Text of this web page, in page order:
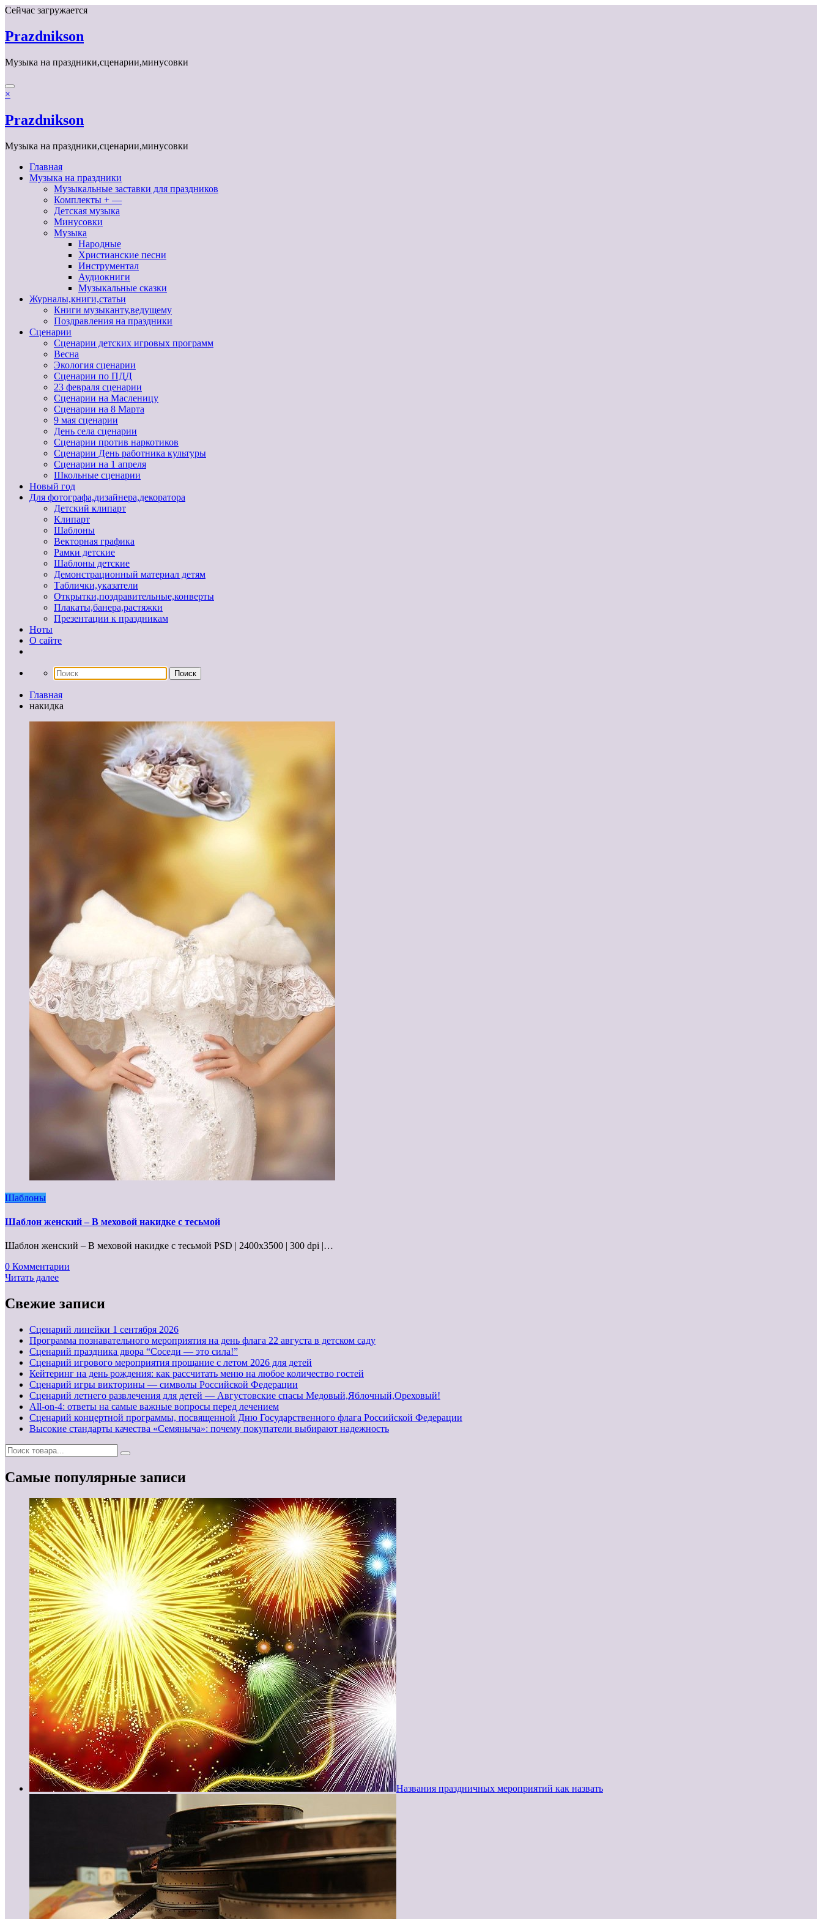
Перейти
содержимому
Сейчас загружается
Prazdnikson
Музыка на праздники,сценарии,минусовки
×
Prazdnikson
Музыка на праздники,сценарии,минусовки
Главная
Музыка на праздники
Музыкальные заставки для праздников
Комплекты + —
Детская музыка
Минусовки
Музыка
Народные
Христианские песни
Инструментал
Аудиокниги
Музыкальные сказки
Журналы,книги,статьи
Книги музыканту,ведущему
Поздравления на праздники
Сценарии
Сценарии детских игровых программ
Весна
Экология сценарии
Сценарии по ПДД
23 февраля сценарии
Сценарии на Масленицу
Сценарии на 8 Марта
9 мая сценарии
День села сценарии
Сценарии против наркотиков
Сценарии День работника культуры
Сценарии на 1 апреля
Школьные сценарии
Новый год
Для фотографа,дизайнера,декоратора
Детский клипарт
Клипарт
Шаблоны
Векторная графика
Рамки детские
Шаблоны детские
Демонстрационный материал детям
Таблички,указатели
Открытки,поздравительные,конверты
Плакаты,банера,растяжки
Презентации к праздникам
Ноты
О сайте
Главная
накидка
Шаблоны
Шаблон женский – В меховой накидке с тесьмой
Шаблон женский – В меховой накидке с тесьмой PSD | 2400x3500 | 300 dpi |…
0 Комментарии
Читать далее
Свежие записи
Cценарий линейки 1 сентября 2026
Программа познавательного мероприятия на день флага 22 августа в детском саду
Сценарий праздника двора “Соседи — это сила!”
Сценарий игрового мероприятия прощание с летом 2026 для детей
Кейтеринг на день рождения: как рассчитать меню на любое количество гостей
Сценарий игры викторины — символы Российской Федерации
Сценарий летнего развлечения для детей — Августовские спасы Медовый,Яблочный,Ореховый!
All-on-4: ответы на самые важные вопросы перед лечением
Сценарий концертной программы, посвященной Дню Государственного флага Российской Федерации
Высокие стандарты качества «Семяныча»: почему покупатели выбирают надежность
Самые популярные записи
Названия праздничных мероприятий как назвать